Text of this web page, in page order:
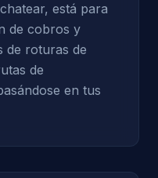
está para
de cobros y
de roturas de
de
en tus